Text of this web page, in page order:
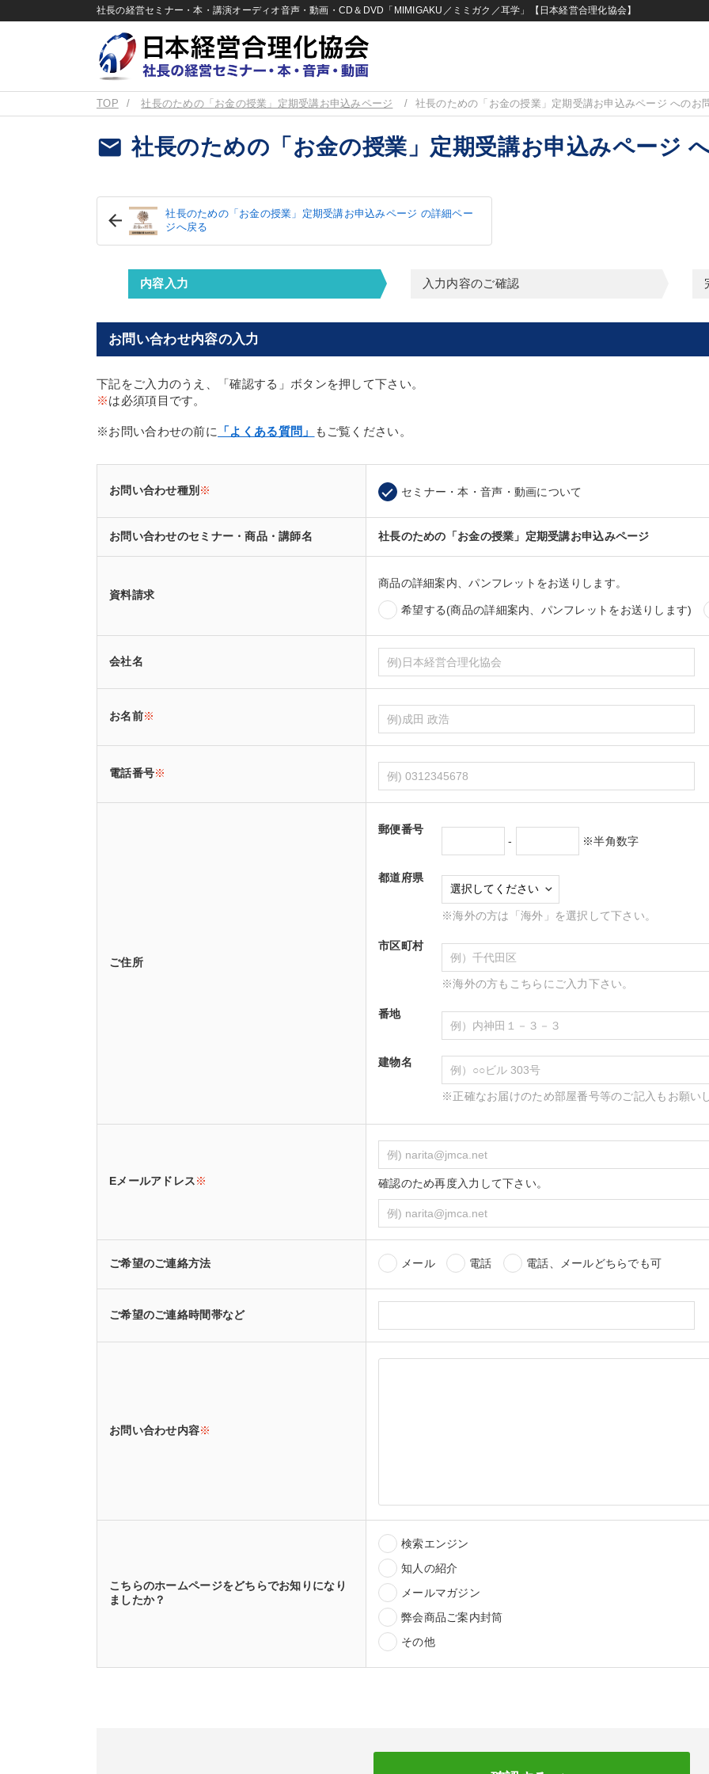
社長の経営セミナー・本・講演オーディオ音声・動画・CD＆DVD「MIMIGAKU／ミミガク／耳学」【日本経営合理化協会】
TOP 社長のための「お金の授業」定期受講お申込みページ 社長のための「お金の授業」定期受講お申込みページ へのお
email 社長のための「お金の授業」定期受講お申込みページ
社長のための「お金の授業」定期受講お申込みページ の詳細ペー
ジへ戻る
内容入力 入力内容のご確認
お問い合わせ内容の入力
下記をご入力のうえ、「確認する」ボタンを押して下さい。
※は必須項目です。
※お問い合わせの前に 「よくある質問」 もご覧ください。
お問い合わせ種別 ※ セミナー・本・音声・動画について
お問い合わせのセミナー・商品・講師名 社長のための「お金の授業」定期受講お申込みページ
資料請求
商品の詳細案内、パンフレットをお送りします。
希望する(商品の詳細案内、パンフレットをお送りします)
会社名
お名前※
電話番号※
ご住所
郵便番号
-
※半角数字
都道府県
※海外の方は「海外」を選択して下さい。
市区町村
※海外の方もこちらにご入力下さい。
番地
建物名
※正確なお届けのため部屋番号等のご記入もお願い
Eメールアドレス※ 確認のため再度入力して下さい。
ご希望のご連絡方法 メール 電話 電話、メールどちらでも可
ご希望のご連絡時間帯など
お問い合わせ内容※
こちらのホームページをどちらでお知りになり
ましたか？
検索エンジン
知人の紹介
メールマガジン
弊会商品ご案内封筒
その他